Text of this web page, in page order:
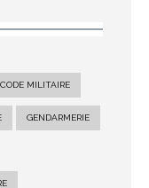
CODE MILITAIRE
GENDARMERIE